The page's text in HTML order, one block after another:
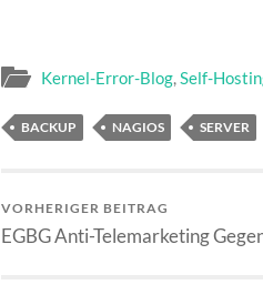
Kernel-Error-Blog,Self-
BACKUP NAGIOS SERVER
VORHERIGER BEITRAG
EGBG Anti-Telemarketing